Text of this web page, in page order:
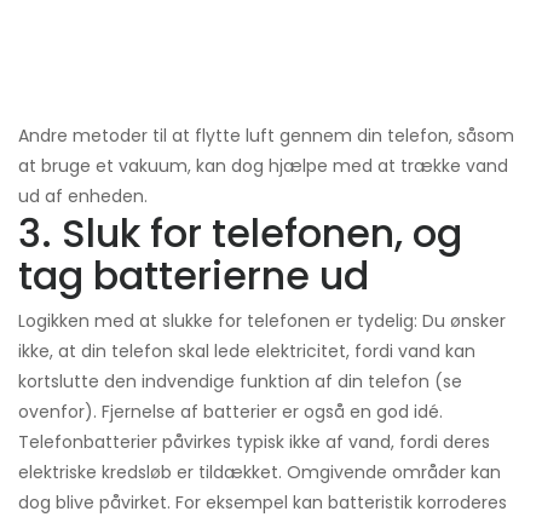
Andre metoder til at flytte luft gennem din telefon, såsom
at bruge et vakuum, kan dog hjælpe med at trække vand
ud af enheden.
3. Sluk for telefonen, og
tag batterierne ud
Logikken med at slukke for telefonen er tydelig: Du ønsker
ikke, at din telefon skal lede elektricitet, fordi vand kan
kortslutte den indvendige funktion af din telefon (se
ovenfor). Fjernelse af batterier er også en god idé.
Telefonbatterier påvirkes typisk ikke af vand, fordi deres
elektriske kredsløb er tildækket. Omgivende områder kan
dog blive påvirket. For eksempel kan batteristik korroderes